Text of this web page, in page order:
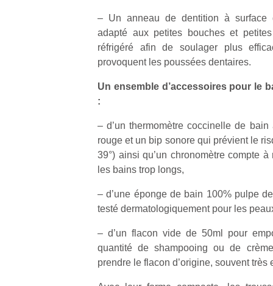
– Un anneau de dentition à surface
adapté aux petites bouches et
réfrigéré afin de soulager plus
provoquent les poussées dentaires.
Un ensemble d’accessoires pour le
:
– d’un thermomètre coccinelle de
rouge et un bip sonore qui prévient le
39°) ainsi qu’un chronomètre compte
les bains trop longs,
– d’une éponge de bain 100% pulpe
testé dermatologiquement pour les
– d’un flacon vide de 50ml pour
quantité de shampooing ou de
prendre le flacon d’origine, souvent très
NextGen,
nouvelle
trottinette
Les
enfants
débordent
souvent
Varier les
occupations
toujours
simple.
Conjuguer
divertissement,
activité
Des
trampolines
grands et
vacances
estivales
et avec le
jours, c’est
l’occasion
pour les
enfants
de…
de